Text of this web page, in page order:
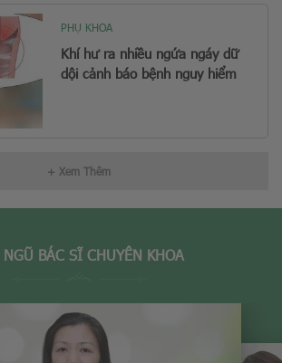
PHỤ KHOA
Khí hư ra nhiều ngứa ngáy dữ
dội cảnh báo bệnh nguy hiểm
+ Xem Thêm
BÁC SĨ CHUYÊN KHOA